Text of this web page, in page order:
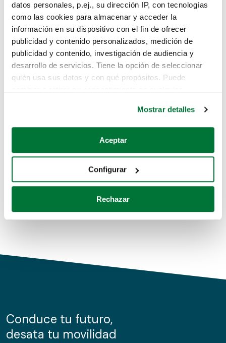
datos personales, p.ej., su dirección IP, con tecnologías
como las cookies para almacenar y acceder la
información en su dispositivo con el fin de ofrecer
publicidad y contenido personalizados, medición de
publicidad y contenido, investigación de audiencia y
desarrollo de servicios. Tiene la opción de seleccionar
quién usa sus datos y con qué propósitos. Puede
Si lo permite, también quisiéramos:
Recopilar información sobre su ubicación geográfica
Identificar su dispositivo analizándolo activamente
para buscar características específicas (huellas
Obtenga más información sobre cómo se procesan sus
de cookies.
información sobre el uso que haga del sitio web con
nuestros partners de redes sociales, publicidad y análisis
Mostrar detalles
Aceptar
Configurar
Rechazar
Lo sentimos, no sabemos como
te hemos traido hasta aquí.
Pero puedes encontrar el coche que estás
buscando en alguno de estos enlaces:
Coches de segunda mano
Coches de km0
Conduce tu futuro,
desata tu movilidad